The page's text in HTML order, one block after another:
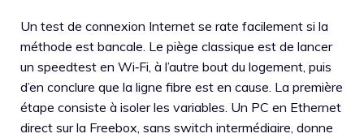
Un test de connexion Internet se rate facilement si la
méthode est bancale. Le piège classique est de lancer
un speedtest en Wi‑Fi, à l’autre bout du logement, puis
d’en conclure que la ligne fibre est en cause. La première
étape consiste à isoler les variables. Un PC en Ethernet
direct sur la Freebox, sans switch intermédiaire, donne